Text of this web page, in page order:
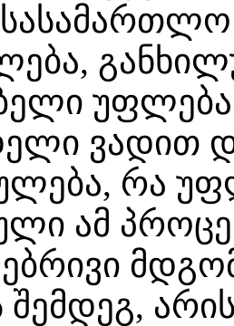
ვადით
რა
ამ
შემდეგ,